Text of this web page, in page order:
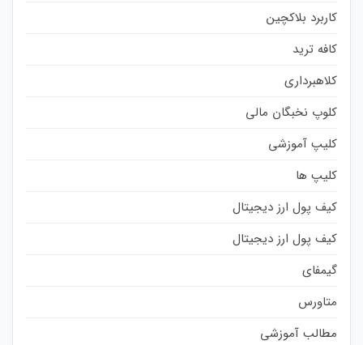
کاربرد بلاکچین
کافه ترید
کلاهبرداری
کلوپ نخبگان مالی
کلیپ آموزشی
کلیپ ها
کیف پول ارز دیجیتال
کیف پول ارز دیجیتال
گیمفای
متاورس
مطالب آموزشی